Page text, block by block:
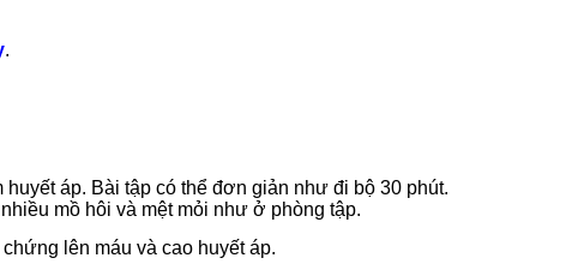
.
áp. Bài tập có thể đơn giản như đi bộ 30 phút.
mồ hôi và mệt mỏi như ở phòng tập.
lên máu và cao huyết áp.